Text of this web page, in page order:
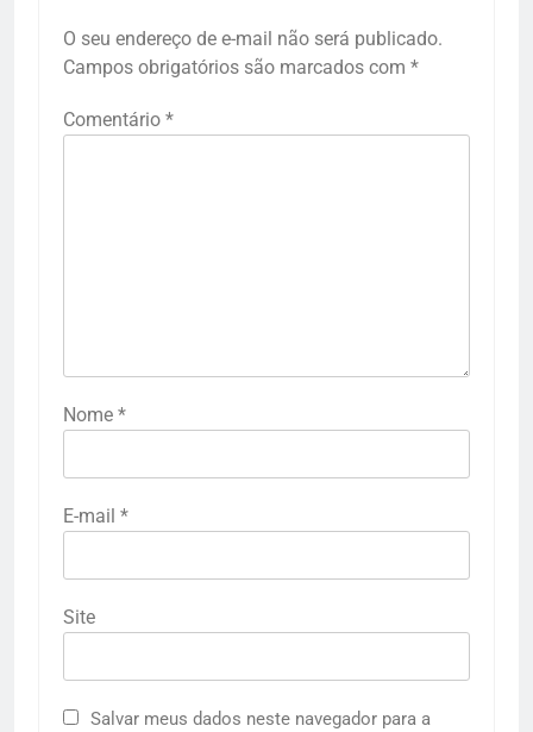
O seu endereço de e-mail não será publicado.
Campos obrigatórios são marcados com *
Comentário *
Nome *
E-mail *
Site
Salvar meus dados neste navegador para a